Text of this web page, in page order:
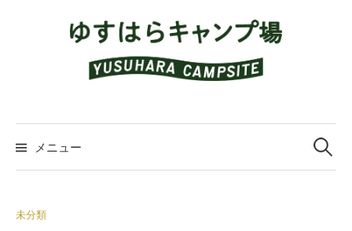
メニュー
検
索:
未分類